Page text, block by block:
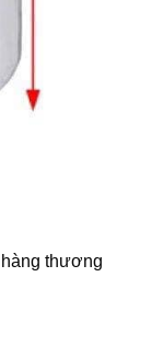
thương